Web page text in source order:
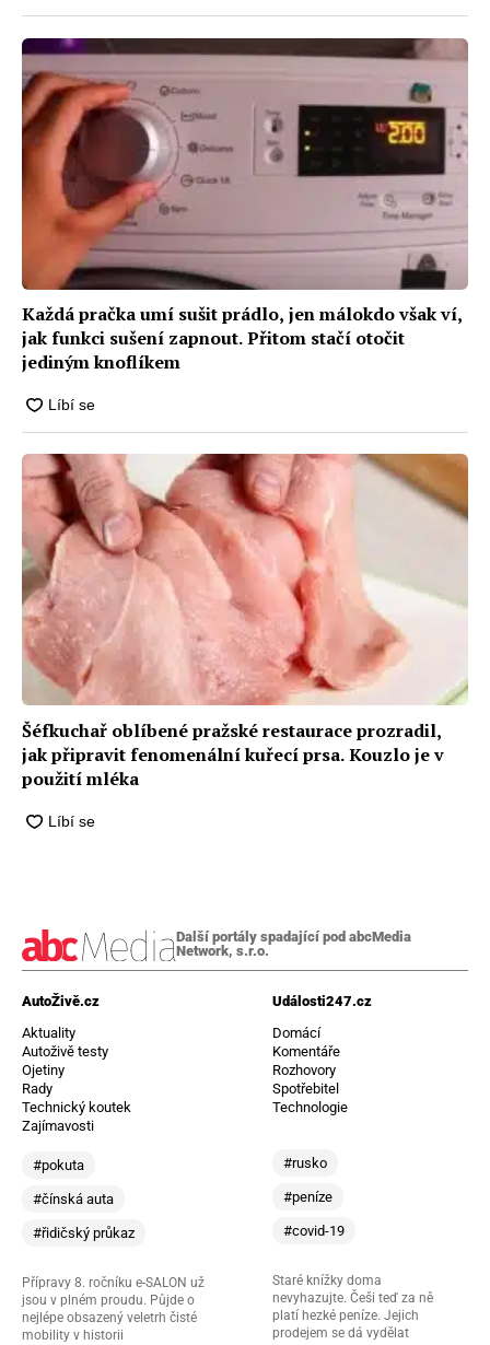
Každá pračka umí sušit prádlo, jen málokdo však ví,
jak funkci sušení zapnout. Přitom stačí otočit
jediným knoflíkem
Šéfkuchař oblíbené pražské restaurace prozradil,
jak připravit fenomenální kuřecí prsa. Kouzlo je v
použití mléka
Další portály spadající pod abcMedia
Network, s.r.o.
AutoŽivě.cz
Aktuality
Autoživě testy
Ojetiny
Rady
Technický koutek
Zajímavosti
#pokuta
#čínská auta
#řidičský průkaz
Přípravy 8. ročníku e-SALON už
jsou v plném proudu. Půjde o
nejlépe obsazený veletrh čisté
mobility v historii
Události247.cz
Domácí
Komentáře
Rozhovory
Spotřebitel
Technologie
#rusko
#peníze
#covid-19
Staré knížky doma
nevyhazujte. Češi teď za ně
platí hezké peníze. Jejich
prodejem se dá vydělat